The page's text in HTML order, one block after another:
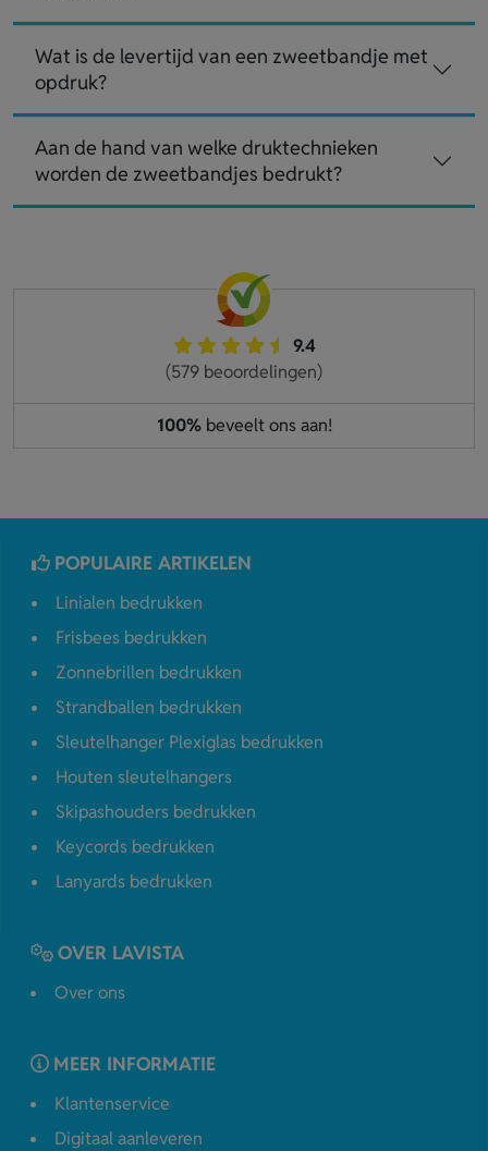
Wat is de levertijd van een zweetbandje met
opdruk?
Aan de hand van welke druktechnieken
worden de zweetbandjes bedrukt?
9.4
(579 beoordelingen)
100%beveelt ons aan!
POPULAIRE ARTIKELEN
Linialen bedrukken
Frisbees bedrukken
Zonnebrillen bedrukken
Strandballen bedrukken
Sleutelhanger Plexiglas bedrukken
Houten sleutelhangers
Skipashouders bedrukken
Keycords bedrukken
Lanyards bedrukken
OVER LAVISTA
Over ons
MEER INFORMATIE
Klantenservice
Digitaal aanleveren